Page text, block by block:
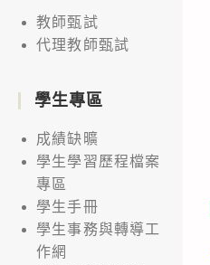
教師甄試
代理教師甄試
學生專區
成績缺曠
學生學習歷程檔案
專區
學生手冊
學生事務與轉導工
作網